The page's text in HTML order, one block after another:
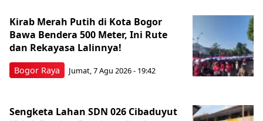
Bogor Raya
Kirab Merah Putih di Kota Bogor
Bawa Bendera 500 Meter, Ini Rute
dan Rekayasa Lalinnya!
Jumat, 7 Agu 2026 - 19:42
Sengketa Lahan SDN 026 Cibaduyut